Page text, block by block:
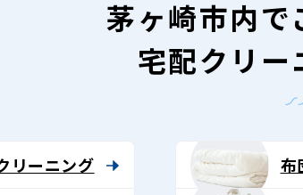
茅ヶ崎市内で
宅配クリー
リーニング 布